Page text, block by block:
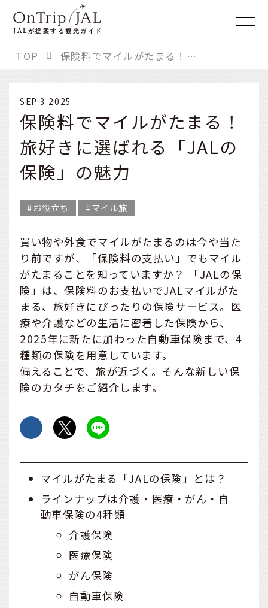
JALが提案する観光ガイド
TOP 保険料でマイルがたまる！ 旅好きに選ばれる「JALの保険」の魅力
SEP 3 2025
保険料でマイルがたまる！
旅好きに選ばれる「JALの
保険」の魅力
お役立ち マイル旅
買い物や外食でマイルがたまるのは今や当た
り前ですが、「保険料の支払い」でもマイル
がたまることを知っていますか？ 「JALの保
険」は、保険料のお支払いでJALマイルがた
まる、旅好きにぴったりの保険サービス。医
療や介護などの生活に密着した保険から、
2025年に新たに加わった自動車保険まで、4
種類の保険を用意しています。
備えることで、旅が近づく。そんな新しい保
険のカタチをご紹介します。
マイルがたまる「JALの保険」とは？
ラインナップは介護・医療・がん・自
動車保険の4種類
介護保険
医療保険
がん保険
自動車保険